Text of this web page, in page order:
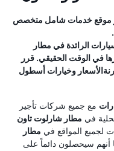
موقع خدمات شامل متخصص
.
الرائدة في مطار
في الوقت الحقيقي. قرر
وخيارات أسطول
مع جميع شركات تأجير
في مطار شارلوت تاون
لجميع المواقع في مطار
أنهم سيحصلون دائماً على